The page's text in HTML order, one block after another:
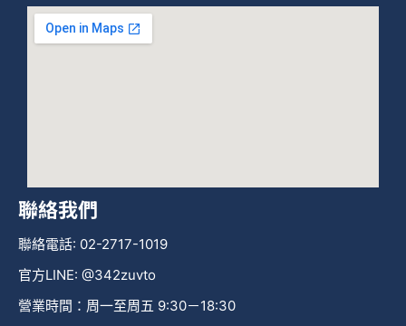
聯絡我們
聯絡電話: 02-2717-1019
官方LINE: @342zuvto
營業時間：周一至周五 9:30－18:30